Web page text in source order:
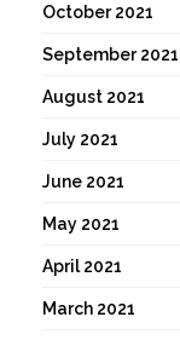
October 2021
September 2021
August 2021
July 2021
June 2021
May 2021
April 2021
March 2021